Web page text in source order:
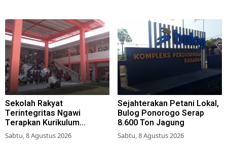
Sekolah Rakyat
Terintegritas Ngawi
Terapkan Kurikulum
Berbasis Asrama
Sabtu, 8 Agustus 2026
Sejahterakan Petani Lokal,
Bulog Ponorogo Serap
8.600 Ton Jagung
Sabtu, 8 Agustus 2026